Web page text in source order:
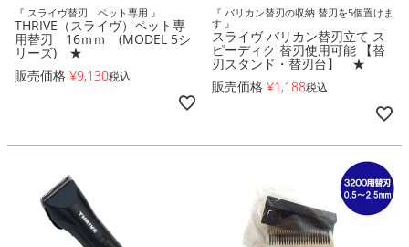
『 スライヴ替刃 ペット専用 』
THRIVE（スライヴ）ペット専
用替刃 16ｍｍ (MODEL 5シ
リーズ) ★
販売価格 ¥9,130税込
『 バリカン替刃の収納 替刃を5個置けま
す 』
スライヴ バリカン替刃立て ス
ピーディク 替刃使用可能 【替
刃スタンド・替刃台】 ★
販売価格 ¥1,188税込